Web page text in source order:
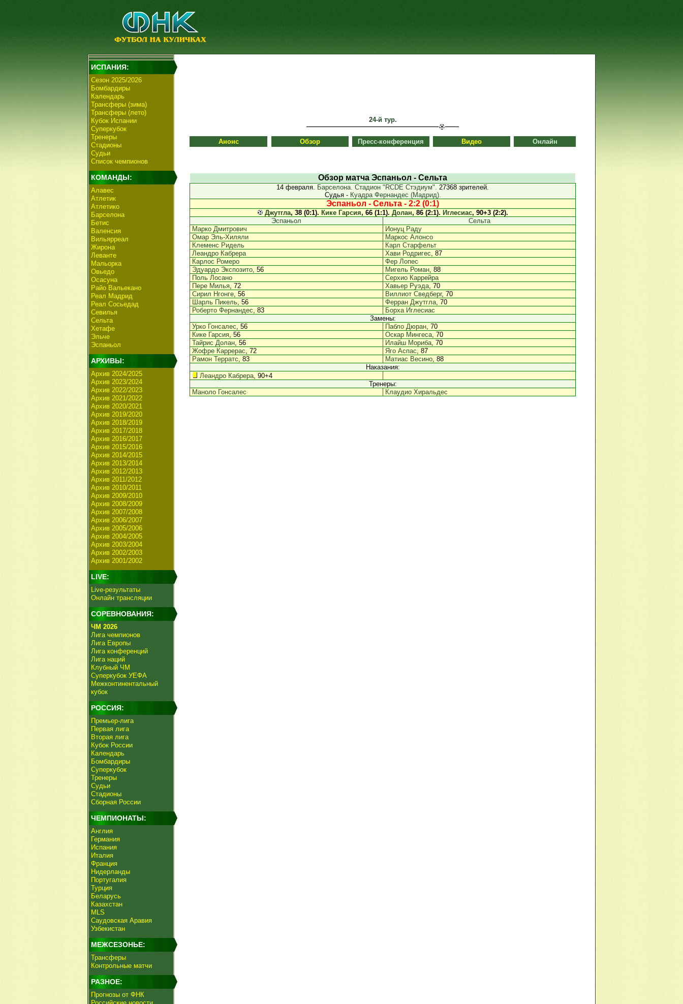
ИСПАНИЯ:
Сезон 2025/2026
Бомбардиры
Календарь
Трансферы (зима)
Трансферы (лето)
Кубок Испании
Суперкубок
Тренеры
Стадионы
Судьи
Список чемпионов
КОМАНДЫ:
Алавес
Атлетик
Атлетико
Барселона
Бетис
Валенсия
Вильярреал
Жирона
Леванте
Мальорка
Овьедо
Осасуна
Райо Вальекано
Реал Мадрид
Реал Сосьедад
Севилья
Сельта
Хетафе
Эльче
Эспаньол
АРХИВЫ:
Архив 2024/2025
Архив 2023/2024
Архив 2022/2023
Архив 2021/2022
Архив 2020/2021
Архив 2019/2020
Архив 2018/2019
Архив 2017/2018
Архив 2016/2017
Архив 2015/2016
Архив 2014/2015
Архив 2013/2014
Архив 2012/2013
Архив 2011/2012
Архив 2010/2011
Архив 2009/2010
Архив 2008/2009
Архив 2007/2008
Архив 2006/2007
Архив 2005/2006
Архив 2004/2005
Архив 2003/2004
Архив 2002/2003
Архив 2001/2002
LIVE:
Live-результаты
Онлайн трансляции
СОРЕВНОВАНИЯ:
ЧМ 2026
Лига чемпионов
Лига Европы
Лига конференций
Лига наций
Клубный ЧМ
Суперкубок УЕФА
Межконтинентальный
кубок
РОССИЯ:
Премьер-лига
Первая лига
Вторая лига
Кубок России
Календарь
Бомбардиры
Суперкубок
Тренеры
Судьи
Стадионы
Сборная России
ЧЕМПИОНАТЫ:
Англия
Германия
Испания
Италия
Франция
Нидерланды
Португалия
Турция
Беларусь
Казахстан
MLS
Саудовская Аравия
Узбекистан
МЕЖСЕЗОНЬЕ:
Трансферы
Контрольные матчи
РАЗНОЕ:
Прогнозы от ФНК
24-й тур.
Анонс Обзор Пресс-конференция Видео Онлайн
Обзор матча Эспаньол - Сельта
14 февраля. Барселона. Стадион "RCDE Стэдиум". 27368 зрителей.
Судья - Куадра Фернандес (Мадрид).
Эспаньол - Сельта - 2:2 (0:1)
Джутгла, 38 (0:1). Кике Гарсия, 66 (1:1). Долан, 86 (2:1). Иглесиас, 90+3 (2:2).
Эспаньол
Сельта
Марко Дмитрович
Ионуц Раду
Омар Эль-Хиляли
Маркос Алонсо
Клеменс Ридель
Карл Старфельт
Леандро Кабрера
Хави Родригес, 87
Карлос Ромеро
Фер Лопес
Эдуардо Экспозито, 56 Мигель Роман, 88
Поль Лосано
Серхио Каррейра
Пере Милья, 72 Хавьер Руэда, 70
Сирил Нгонге, 56 Виллиот Сведберг, 70
Шарль Пикель, 56 Ферран Джутгла, 70
Роберто Фернандес, 83
Борха Иглесиас
Замены:
Урко Гонсалес, 56 Пабло Дюран, 70
Кике Гарсия, 56 Оскар Мингеса, 70
Тайрис Долан, 56 Илайш Мориба, 70
Жофре Каррерас, 72 Яго Аспас, 87
Рамон Терратс, 83 Матиас Весино, 88
Наказания:
Леандро Кабрера, 90+4
Тренеры:
Маноло Гонсалес
Клаудио Хиральдес